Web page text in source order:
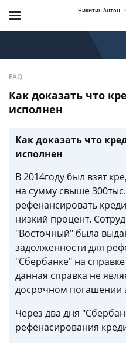
Никитин Антон -
FAQ
Как доказать что
исполнен
Как доказать что
исполнен
В 2014году был взят
на сумму свыше
рефенансировать
низкий процент.
"Восточный" была
задолженности для
"Сбербанке" на
данная справка не
досрочном погашении
Через два дня
рефенасирования